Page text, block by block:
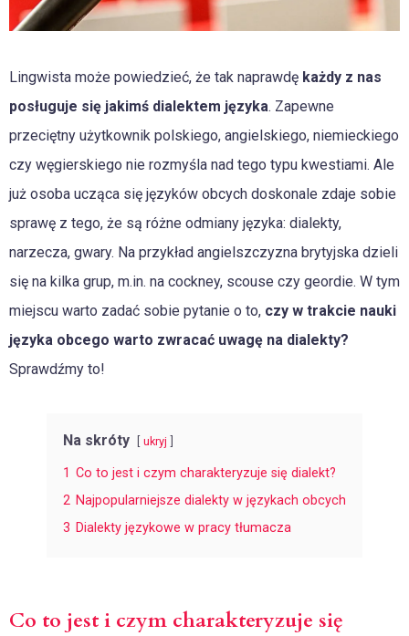
Lingwista może powiedzieć, że tak naprawdę każdy z nas
posługuje się jakimś dialektem języka. Zapewne
przeciętny użytkownik polskiego, angielskiego, niemieckiego
czy węgierskiego nie rozmyśla nad tego typu kwestiami. Ale
już osoba ucząca się języków obcych doskonale zdaje sobie
sprawę z tego, że są różne odmiany języka: dialekty,
narzecza, gwary. Na przykład angielszczyzna brytyjska dzieli
się na kilka grup, m.in. na cockney, scouse czy geordie. W tym
miejscu warto zadać sobie pytanie o to, czy w trakcie nauki
języka obcego warto zwracać uwagę na dialekty?
Sprawdźmy to!
Na skróty ukryj
1 Co to jest i czym charakteryzuje się dialekt?
2 Najpopularniejsze dialekty w językach obcych
3 Dialekty językowe w pracy tłumacza
Co to jest i czym charakteryzuje się